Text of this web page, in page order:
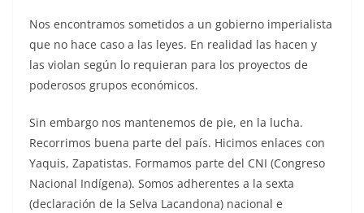
Nos encontramos sometidos a un gobierno imperialista
que no hace caso a las leyes. En realidad las hacen y
las violan según lo requieran para los proyectos de
poderosos grupos económicos.
Sin embargo nos mantenemos de pie, en la lucha.
Recorrimos buena parte del país. Hicimos enlaces con
Yaquis, Zapatistas. Formamos parte del CNI (Congreso
Nacional Indígena). Somos adherentes a la sexta
(declaración de la Selva Lacandona) nacional e